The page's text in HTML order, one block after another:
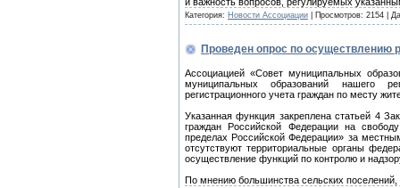
Категория: Новости Ассоциации | Просмотров: 2154 |
Проведен опрос по осуществлению
Ассоциацией «Совет муниципальных
муниципальных образований нашего
регистрационного учета граждан по месту
Указанная функция закреплена статьей 4
граждан Российской Федерации на
пределах Российской Федерации» за
отсутствуют территориальные органы
осуществление функций по контролю и
По мнению большинства сельских